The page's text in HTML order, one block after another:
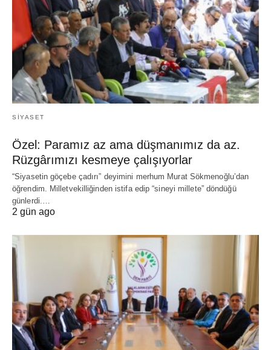
SIYASET
Özel: Paramız az ama düşmanımız da az.
Rüzgârımızı kesmeye çalışıyorlar
“Siyasetin göçebe çadırı” deyimini merhum Murat Sökmenoğlu’dan
öğrendim. Milletvekilliğinden istifa edip “sineyi millete” döndüğü
günlerdi.…
2 gün ago